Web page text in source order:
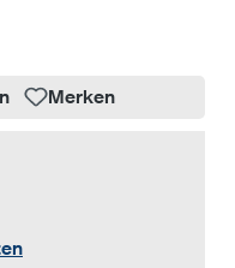
Merken